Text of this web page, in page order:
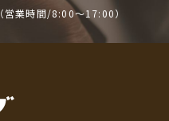
（営業時間/8:00〜17:00）